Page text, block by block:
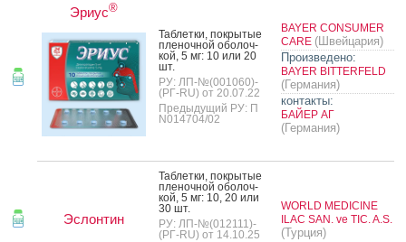
Эриус®
Таб­летки, пок­ры­тые
пле­ноч­ной обо­лоч­
кой, 5 мг: 10 или 20
шт.
РУ: ЛП-№(001060)-
(РГ-RU) от 20.07.22
Предыдущий РУ: П
N014704/02
BAYER CONSUMER
CARE (Швейцария)
Произведено:
BAYER BITTERFELD
(Германия)
контакты:
БАЙЕР АГ
(Германия)
Эслонтин
Таб­летки, пок­ры­тые
пле­ноч­ной обо­лоч­
кой, 5 мг: 10, 20 или
30 шт.
РУ: ЛП-№(012111)-
(РГ-RU) от 14.10.25
WORLD MEDICINE
ILAC SAN. ve TIC. A.S.
(Турция)